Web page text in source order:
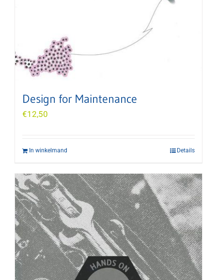
Design for Maintenance
€12,50
In winkelmand Details